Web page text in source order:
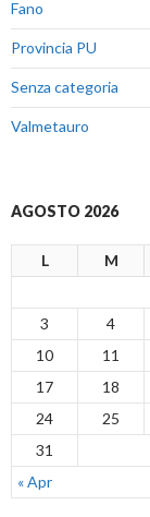
Fano
Provincia PU
Senza categoria
Valmetauro
AGOSTO 2026
L M
« Apr
3
4
10
11
17
18
24
25
31